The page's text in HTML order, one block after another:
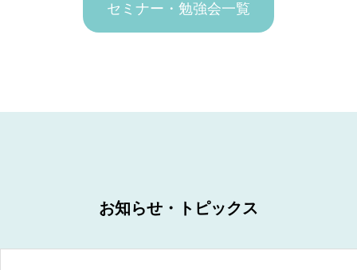
セミナー・勉強会一覧
お知らせ・トピックス